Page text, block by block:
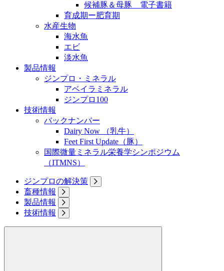
候補豚＆母豚 電子書籍
育成期ー肥育期
水産生物
海水魚
エビ
淡水魚
製品情報
ジンプロ・ミネラル
アベイラミネラル
ジンプロ100
技術情報
バックナンバー
Dairy Now （乳牛）
Feet First Update（豚）
国際微量ミネラル栄養学シンポジウム
（ITMNS）
ジンプロの解決策
畜種情報
製品情報
技術情報